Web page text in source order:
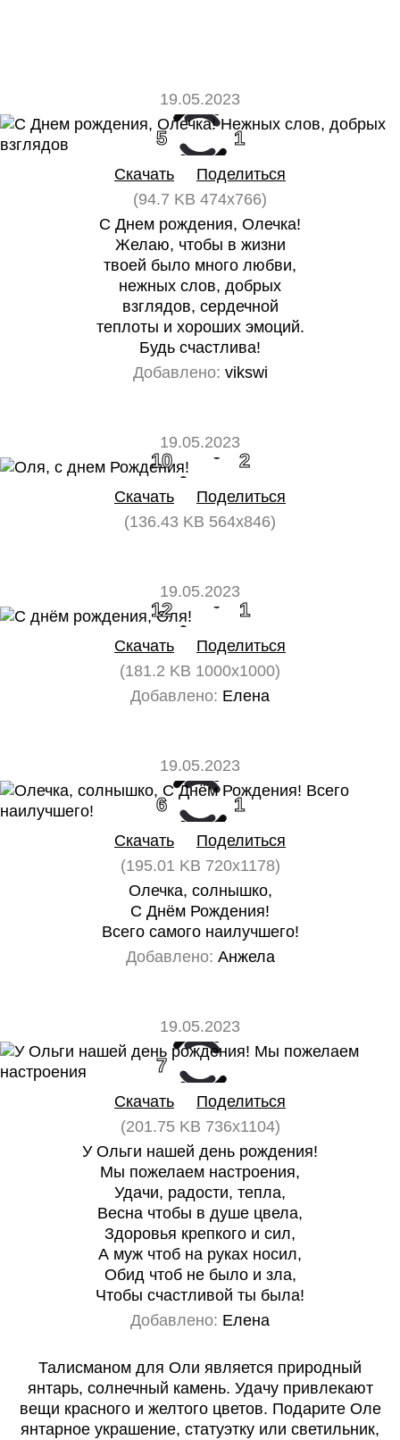
19.05.2023
5 1
Скачать
Поделиться
(94.7 KB 474x766)
С Днем рождения, Олечка!
Желаю, чтобы в жизни
твоей было много любви,
нежных слов, добрых
взглядов, сердечной
теплоты и хороших эмоций.
Будь счастлива!
Добавлено: vikswi
19.05.2023
10 2
Скачать
Поделиться
(136.43 KB 564x846)
19.05.2023
12 1
Скачать
Поделиться
(181.2 KB 1000x1000)
Добавлено: Елена
19.05.2023
6 1
Скачать
Поделиться
(195.01 KB 720x1178)
Олечка, солнышко,
С Днём Рождения!
Всего самого наилучшего!
Добавлено: Анжела
19.05.2023
7
Скачать
Поделиться
(201.75 KB 736x1104)
У Ольги нашей день рождения!
Мы пожелаем настроения,
Удачи, радости, тепла,
Весна чтобы в душе цвела,
Здоровья крепкого и сил,
А муж чтоб на руках носил,
Обид чтоб не было и зла,
Чтобы счастливой ты была!
Добавлено: Елена
Талисманом для Оли является природный
янтарь, солнечный камень. Удачу привлекают
вещи красного и желтого цветов. Подарите Оле
янтарное украшение, статуэтку или светильник,